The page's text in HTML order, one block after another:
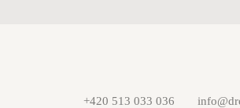
+420 513 033 036